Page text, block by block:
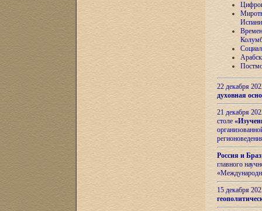
22 декабря
духовная
21 декабря
столе
Россия и
главного
15 декабря